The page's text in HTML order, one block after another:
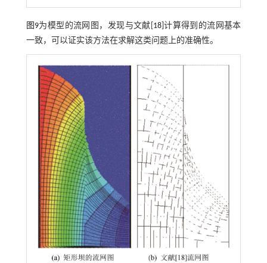
图9为模型的流网图，发现与文献[ 18]计算得到的流网基本
一致，可以证实该方法在求解这类问题上的准确性。